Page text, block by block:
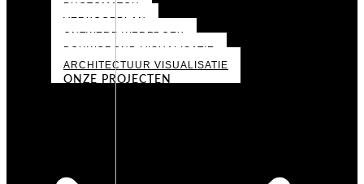
PHOTOMATCH
VERKOOPPLAN
ONTWERP WERFDOEK
BOUWGROND VISUALISATIE
ARCHITECTUUR VISUALISATIE
ONZE PROJECTEN